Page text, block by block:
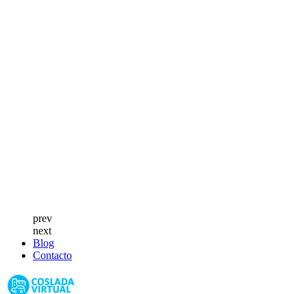
prev
next
Blog
Contacto